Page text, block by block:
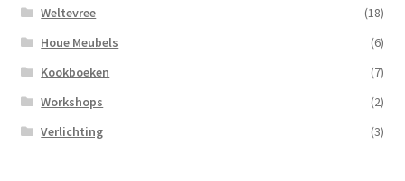
Weltevree
(18)
Houe Meubels
(6)
Kookboeken
(7)
Workshops
(2)
Verlichting
(3)